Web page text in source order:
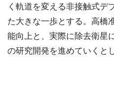
く軌道を変える非接触式デ
た大きな一歩とする。高橋
能向上と、実際に除去衛星
の研究開発を進めていくと